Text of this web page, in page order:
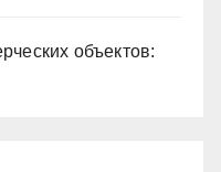
объектов: